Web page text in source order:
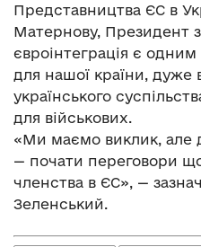
Представництва ЄС в
Матернову, Президент
євроінтеграція є одним
для нашої країни, дуже
українського
для військових.
«Ми маємо виклик, але
— почати переговори
членства в ЄС», —
Зеленський.